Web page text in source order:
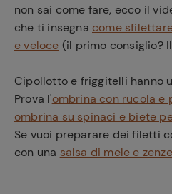
non sai come fare, ecco il
che ti insegna come
e veloce (il primo consiglio? Il
Cipollotto e friggitelli hanno
Prova l'ombrina con rucola e
ombrina su spinaci e biete
Se vuoi preparare dei filetti
con una salsa di mele e